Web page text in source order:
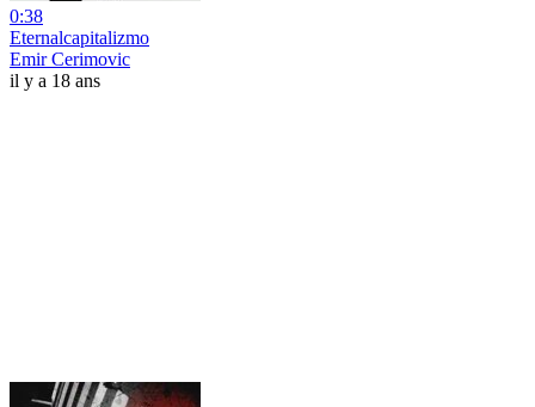
0:38
Eternalcapitalizmo
Emir Cerimovic
il y a 18 ans